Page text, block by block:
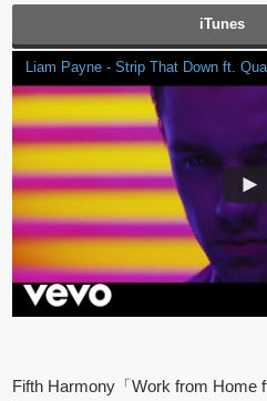
iTunes
Liam Payne - Strip That Down ft.
Fifth Harmony「Work from Home